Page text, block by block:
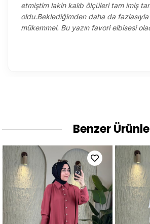
etmiştim lakin kalıb ölçüleri tam imiş
oldu.Beklediğimden daha da fazlasıyla
mükemmel. Bu yazın favori elbisesi
Benzer